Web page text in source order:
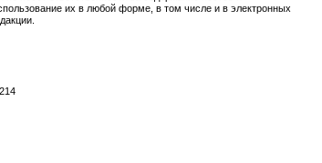
их в любой форме, в том числе и в электронных